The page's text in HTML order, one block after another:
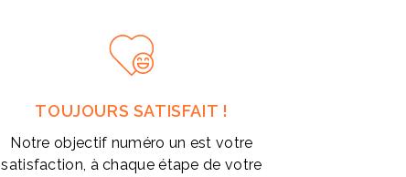
TOUJOURS SATISFAIT !
Notre objectif numéro un est votre
satisfaction, à chaque étape de votre